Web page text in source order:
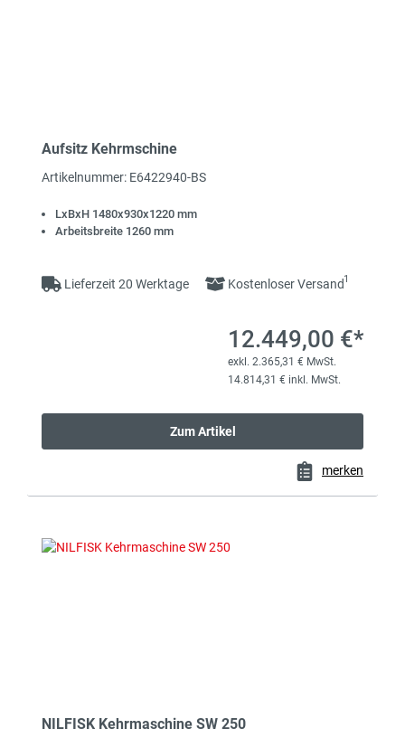
Aufsitz Kehrmschine
Artikelnummer: E6422940-BS
LxBxH 1480x930x1220 mm
Arbeitsbreite 1260 mm
Lieferzeit 20 Werktage Kostenloser Versand1
12.449,00 €*
exkl. 2.365,31 € MwSt.
14.814,31 € inkl. MwSt.
Zum Artikel
merken
NILFISK Kehrmaschine SW 250